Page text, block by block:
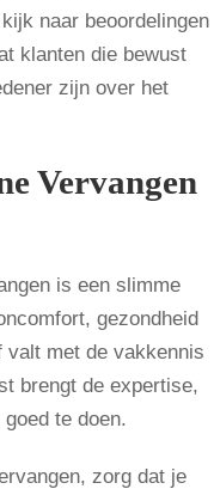
naar beoordelingen
klanten die bewust
zijn over het
Vervangen
is een slimme
gezondheid
valt met de vakkennis
brengt de expertise,
te doen.
zorg dat je